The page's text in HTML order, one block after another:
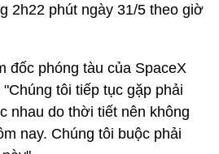
2h22 phút ngày 31/5 theo giờ
đốc phóng tàu của SpaceX
tôi tiếp tục gặp phải
nhau do thời tiết nên không
nay. Chúng tôi buộc phải